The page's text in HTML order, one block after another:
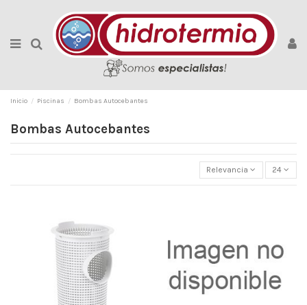
Inicio Piscinas Bombas Autocebantes
Bombas Autocebantes
Relevancia 24